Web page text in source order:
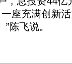
座充满创新
陈飞说。